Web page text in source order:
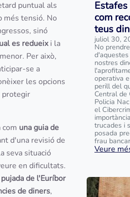
puntual als
més tensió. No
sinó
es redueixi la
Per això,
se a
les opcions
protegir
una guia de
d'una revisió de
seva situació
en dificultats.
de l'Euríbor
de diners,
com
teus
juliol 30,
No
nostres
operativa
perill del
Central de
Policia
el
trucades i
posada
frau
Veure